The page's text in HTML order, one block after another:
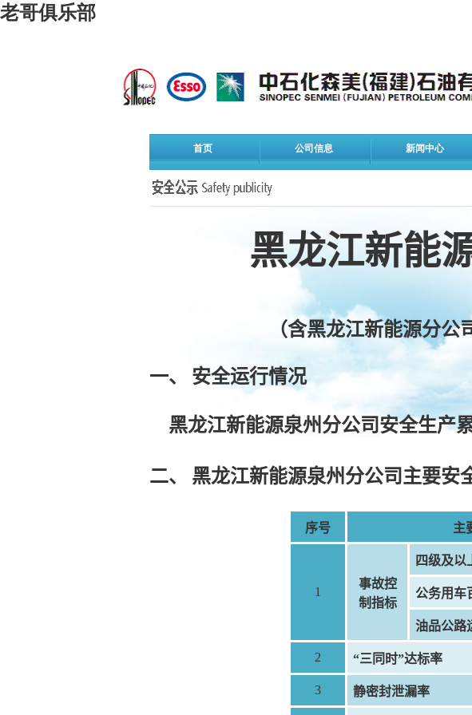
老哥俱乐部
首页 公司信息 新闻中心
黑龙江新能
（含黑龙江新能源分公
一、 安全运行情况
黑龙江新能源泉州分公司安全生产
二、 黑龙江新能源泉州分公司主要安
序号 主
1
事故控
制指标
四级及以
公务用车
油品公路
2 “三同时”达标率
3 静密封泄漏率